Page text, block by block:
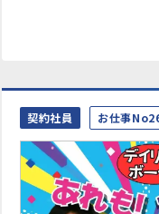
契約社員 お仕事